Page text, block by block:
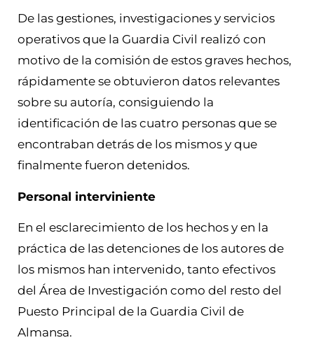
De las gestiones, investigaciones y servicios
operativos que la Guardia Civil realizó con
motivo de la comisión de estos graves hechos,
rápidamente se obtuvieron datos relevantes
sobre su autoría, consiguiendo la
identificación de las cuatro personas que se
encontraban detrás de los mismos y que
finalmente fueron detenidos.
Personal interviniente
En el esclarecimiento de los hechos y en la
práctica de las detenciones de los autores de
los mismos han intervenido, tanto efectivos
del Área de Investigación como del resto del
Puesto Principal de la Guardia Civil de
Almansa.